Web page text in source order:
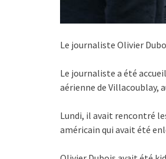
Le journaliste Olivier
Le journaliste a été
aérienne de Villacoublay,
Lundi, il avait rencontré
américain qui avait été